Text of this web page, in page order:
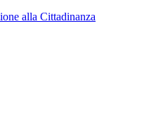
alla Cittadinanza